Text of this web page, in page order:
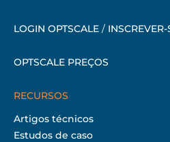
LOGIN OPTSCALE / INSCREVER-
OPTSCALE PREÇOS
RECURSOS
Artigos técnicos
Estudos de caso